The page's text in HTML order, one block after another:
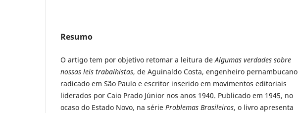
Resumo
O artigo tem por objetivo retomar a leitura deAlgumas verdades sobre
nossas leis trabalhistas, de Aguinaldo Costa, engenheiro pernambucano
radicado em São Paulo e escritor inserido em movimentos editoriais
liderados por Caio Prado Júnior nos anos 1940. Publicado em 1945, no
ocaso do Estado Novo, na série Problemas Brasileiros, o livro apresenta